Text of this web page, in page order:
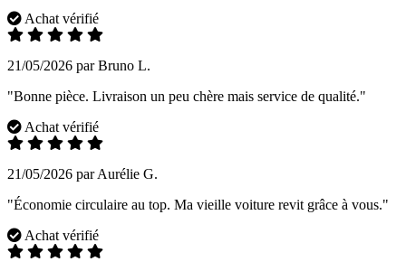
Achat vérifié
21/05/2026 par Bruno L.
"Bonne pièce. Livraison un peu chère mais service de qualité."
Achat vérifié
21/05/2026 par Aurélie G.
"Économie circulaire au top. Ma vieille voiture revit grâce à vous."
Achat vérifié